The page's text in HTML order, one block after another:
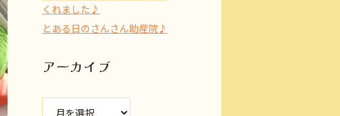
くれました♪
とある日のさんさん助産院♪
アーカイブ